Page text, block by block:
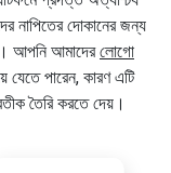
নাপিতের দোকানের জন্য
আপনি আমাদেরলোগো
পারেন, কারণ এটি
তৈরি করতে দেয়।